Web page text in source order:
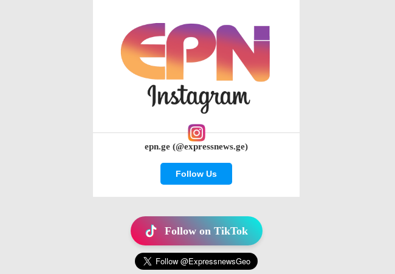
epn.ge (@expressnews.ge)
Follow Us
Follow on TikTok